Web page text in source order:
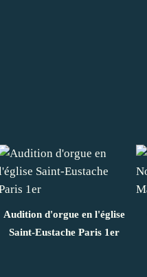
Audition d'orgue en l'église
Saint-Eustache Paris 1er